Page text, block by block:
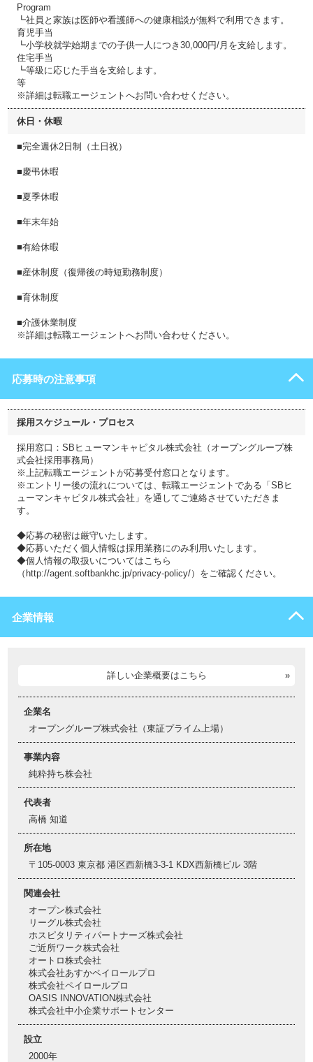
Program
┗社員と家族は医師や看護師への健康相談が無料で利用できます。
育児手当
┗小学校就学始期までの子供一人につき30,000円/月を支給します。
住宅手当
┗等級に応じた手当を支給します。
等
※詳細は転職エージェントへお問い合わせください。
休日・休暇
■完全週休2日制（土日祝）
■慶弔休暇
■夏季休暇
■年末年始
■有給休暇
■産休制度（復帰後の時短勤務制度）
■育休制度
■介護休業制度
※詳細は転職エージェントへお問い合わせください。
応募時の注意事項
採用スケジュール・プロセス
採用窓口：SBヒューマンキャピタル株式会社（オープングループ株
式会社採用事務局）
※上記転職エージェントが応募受付窓口となります。
※エントリー後の流れについては、転職エージェントである「SBヒ
ューマンキャピタル株式会社」を通してご連絡させていただきま
す。
◆応募の秘密は厳守いたします。
◆応募いただく個人情報は採用業務にのみ利用いたします。
◆個人情報の取扱いについてはこちら
（http://agent.softbankhc.jp/privacy-policy/）をご確認ください。
企業情報
詳しい企業概要はこちら
企業名
オープングループ株式会社（東証プライム上場）
事業内容
純粋持ち株会社
代表者
高橋 知道
所在地
〒105-0003 東京都 港区西新橋3-3-1 KDX西新橋ビル 3階
関連会社
オープン株式会社
リーグル株式会社
ホスピタリティパートナーズ株式会社
ご近所ワーク株式会社
オートロ株式会社
株式会社あすかペイロールプロ
株式会社ペイロールプロ
OASIS INNOVATION株式会社
株式会社中小企業サポートセンター
設立
2000年